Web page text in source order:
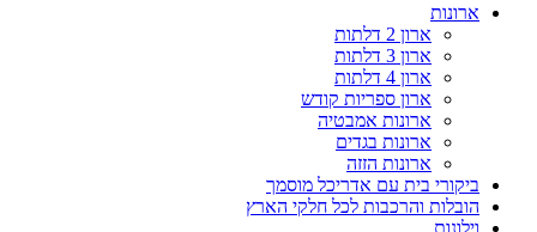
ארונות
ארון 2 דלתות
ארון 3 דלתות
ארון 4 דלתות
ארון ספריות קודש
ארונות אמבטיה
ארונות בגדים
ארונות הזזה
ביקורי בית עם אדריכל מוסמך
הובלות והרכבות לכל חלקי הארץ
וילונות